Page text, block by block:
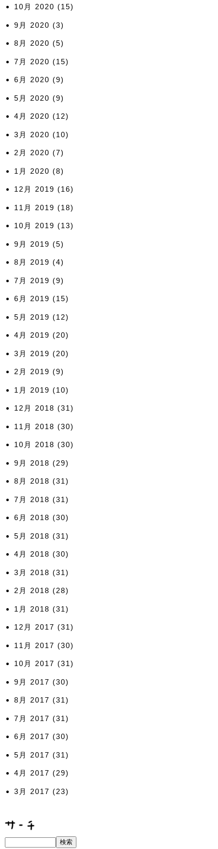
10月 2020 (15)
9月 2020 (3)
8月 2020 (5)
7月 2020 (15)
6月 2020 (9)
5月 2020 (9)
4月 2020 (12)
3月 2020 (10)
2月 2020 (7)
1月 2020 (8)
12月 2019 (16)
11月 2019 (18)
10月 2019 (13)
9月 2019 (5)
8月 2019 (4)
7月 2019 (9)
6月 2019 (15)
5月 2019 (12)
4月 2019 (20)
3月 2019 (20)
2月 2019 (9)
1月 2019 (10)
12月 2018 (31)
11月 2018 (30)
10月 2018 (30)
9月 2018 (29)
8月 2018 (31)
7月 2018 (31)
6月 2018 (30)
5月 2018 (31)
4月 2018 (30)
3月 2018 (31)
2月 2018 (28)
1月 2018 (31)
12月 2017 (31)
11月 2017 (30)
10月 2017 (31)
9月 2017 (30)
8月 2017 (31)
7月 2017 (31)
6月 2017 (30)
5月 2017 (31)
4月 2017 (29)
3月 2017 (23)